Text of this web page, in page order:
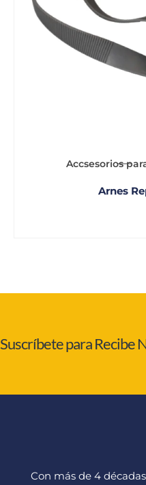
Accsesorios
Arnes
Suscríbete para Recibe
Con más de 4